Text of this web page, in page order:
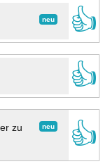
neu
👍
👍
neu
zu
👍